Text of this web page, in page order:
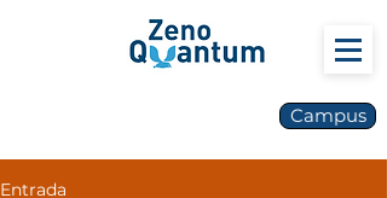
Campus
Entrada